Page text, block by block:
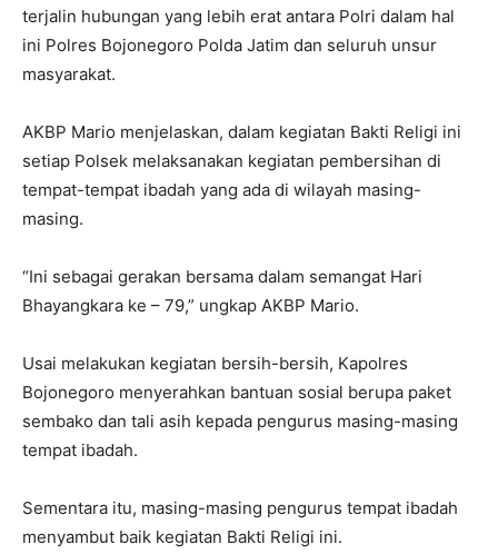
terjalin hubungan yang lebih erat antara Polri dalam hal
ini Polres Bojonegoro Polda Jatim dan seluruh unsur
masyarakat.
AKBP Mario menjelaskan, dalam kegiatan Bakti Religi ini
setiap Polsek melaksanakan kegiatan pembersihan di
tempat-tempat ibadah yang ada di wilayah masing-
masing.
“Ini sebagai gerakan bersama dalam semangat Hari
Bhayangkara ke – 79,” ungkap AKBP Mario.
Usai melakukan kegiatan bersih-bersih, Kapolres
Bojonegoro menyerahkan bantuan sosial berupa paket
sembako dan tali asih kepada pengurus masing-masing
tempat ibadah.
Sementara itu, masing-masing pengurus tempat ibadah
menyambut baik kegiatan Bakti Religi ini.